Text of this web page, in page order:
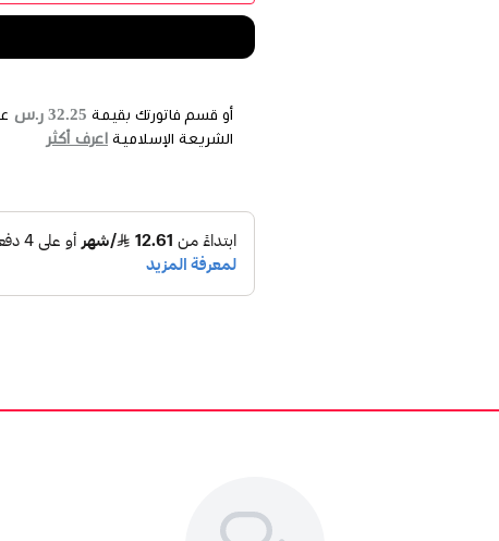
أو قسم فاتورتك بقيمة 32.25 ر.س
الشريعة الإسلامية اعرف أكثر